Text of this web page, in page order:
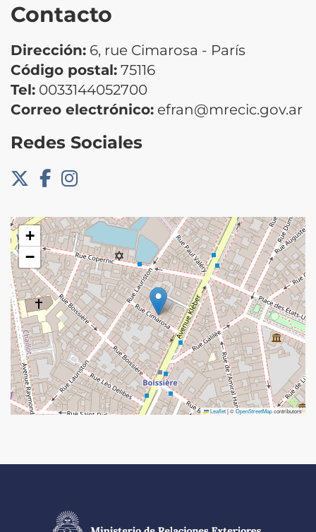
Contacto
Dirección: 6, rue Cimarosa - París
Código postal: 75116
Tel: 0033144052700
Correo electrónico: efran@mrecic.gov.ar
Redes Sociales
+
−
Leaflet|©OpenStreetMapcontributors